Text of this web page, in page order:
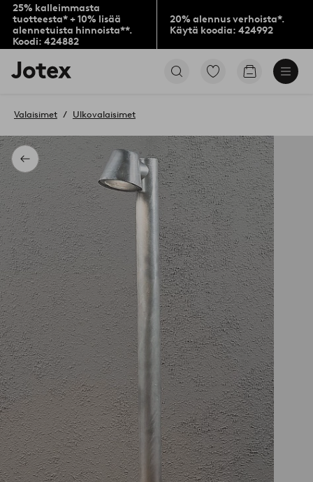
25% kalleimmasta
tuotteesta* + 10% lisää
alennetuista hinnoista**.
Koodi: 424882
20% alennus verhoista*.
Käytä koodia: 424992
Jotex-
logo
aloitussivulle
Siirry
Siirry
Takaisin
Valaisimet Ulkovalaisimet